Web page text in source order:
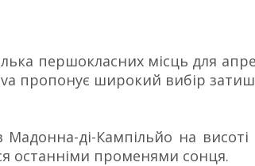
першокласних місць для
пропонує широкий вибір
Мадонна-ді-Кампільйо на
останніми променями сонця.